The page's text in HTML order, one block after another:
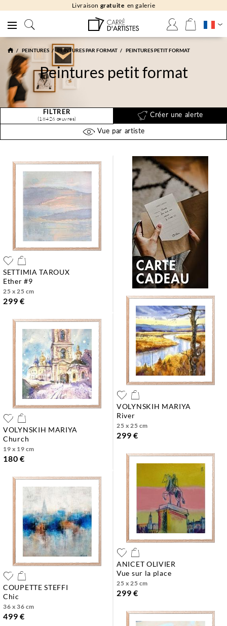
Livraison gratuite en galerie
PEINTURES PEINTURES PAR FORMAT PEINTURES PETIT FORMAT
Peintures petit format
FILTRER
(18426 œuvres)
Créer une alerte
Vue par artiste
SETTIMIA TAROUX
ether #9
25 x 25 cm
299 €
VOLYNSKIH MARIYA
church
19 x 19 cm
180 €
VOLYNSKIH MARIYA
river
25 x 25 cm
299 €
COUPETTE STEFFI
chic
36 x 36 cm
499 €
ANICET OLIVIER
vue sur la place
25 x 25 cm
299 €